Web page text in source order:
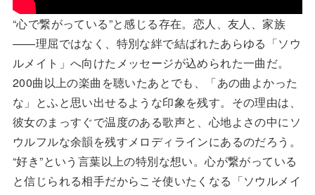
“心で繋がっている”と感じる存在。恋人、友人、家族
——理屈ではなく、特別な絆で結ばれたあらゆる「ソウ
ルメイト」へ向けたメッセージが込められた一曲だ。
200曲以上の楽曲を聴いたあとでも、「あの曲よかった
な」とふと思い出せるような印象を残す。その理由は、
彼女のまっすぐで温度のある歌声と、心地よさの中にソ
ウルフルな余韻を残すメロディラインにあるのだろう。
“好き”という言葉以上の特別な想い。心が繋がっている
と信じられる相手だからこそ使いたくなる「ソウルメイ